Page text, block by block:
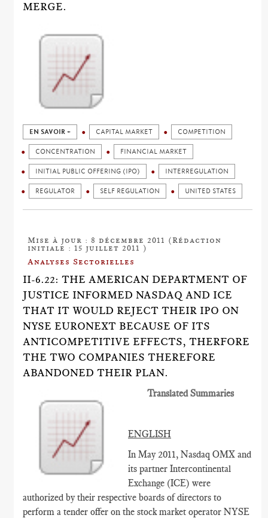
MERGE.
EN SAVOIR + CAPITAL MARKET COMPETITION
CONCENTRATION FINANCIAL MARKET
INITIAL PUBLIC OFFERING (IPO) INTERREGULATION
REGULATOR SELF REGULATION UNITED STATES
Mise à jour : 8 décembre 2011 (Rédaction
initiale : 15 juillet 2011 )
Analyses Sectorielles
II-6.22: THE AMERICAN DEPARTMENT OF
JUSTICE INFORMED NASDAQ AND ICE
THAT IT WOULD REJECT THEIR IPO ON
NYSE EURONEXT BECAUSE OF ITS
ANTICOMPETITIVE EFFECTS, THERFORE
THE TWO COMPANIES THEREFORE
ABANDONED THEIR PLAN.
Translated Summaries
ENGLISH
In May 2011, Nasdaq OMX and
its partner Intercontinental
Exchange (ICE) were
authorized by their respective boards of directors to
perform a tender offer on the stock market operator NYSE